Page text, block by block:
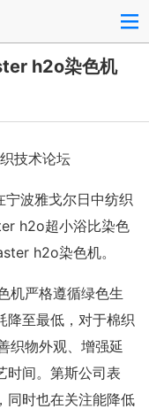
h2o染色机
技术论坛
波雅戈尔日中纺织
h2o超小浴比染色
h2o染色机。
机严格遵循绿色生
降至最低，对于棉织
织物外观、增强延
时间。第斯公司表
同时也在关注能降低